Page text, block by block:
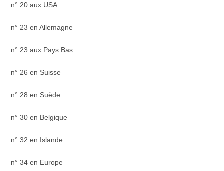
n° 20 aux USA
n° 23 en Allemagne
n° 23 aux Pays Bas
n° 26 en Suisse
n° 28 en Suède
n° 30 en Belgique
n° 32 en Islande
n° 34 en Europe